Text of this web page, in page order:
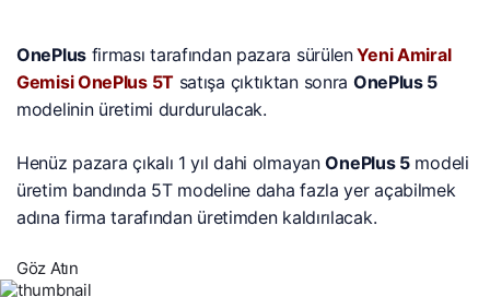
OnePlusfirması tarafından pazara sürülenYeni Amiral
Gemisi OnePlus 5T satışa çıktıktan sonra OnePlus 5
modelinin üretimi durdurulacak.
Henüz pazara çıkalı 1 yıl dahi olmayanOnePlus 5modeli
üretim bandında 5T modeline daha fazla yer açabilmek
adına firma tarafından üretimden kaldırılacak.
Göz Atın